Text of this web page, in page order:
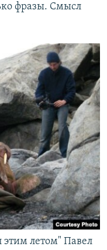
фразы. Смысл
этим летом" Павел